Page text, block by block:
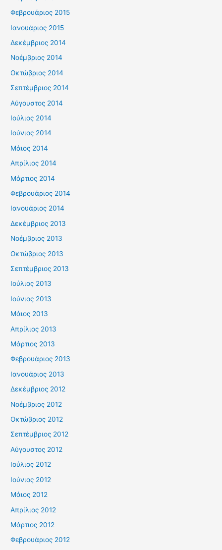
Φεβρουάριος 2015
Ιανουάριος 2015
Δεκέμβριος 2014
Νοέμβριος 2014
Οκτώβριος 2014
Σεπτέμβριος 2014
Αύγουστος 2014
Ιούλιος 2014
Ιούνιος 2014
Μάιος 2014
Απρίλιος 2014
Μάρτιος 2014
Φεβρουάριος 2014
Ιανουάριος 2014
Δεκέμβριος 2013
Νοέμβριος 2013
Οκτώβριος 2013
Σεπτέμβριος 2013
Ιούλιος 2013
Ιούνιος 2013
Μάιος 2013
Απρίλιος 2013
Μάρτιος 2013
Φεβρουάριος 2013
Ιανουάριος 2013
Δεκέμβριος 2012
Νοέμβριος 2012
Οκτώβριος 2012
Σεπτέμβριος 2012
Αύγουστος 2012
Ιούλιος 2012
Ιούνιος 2012
Μάιος 2012
Απρίλιος 2012
Μάρτιος 2012
Φεβρουάριος 2012